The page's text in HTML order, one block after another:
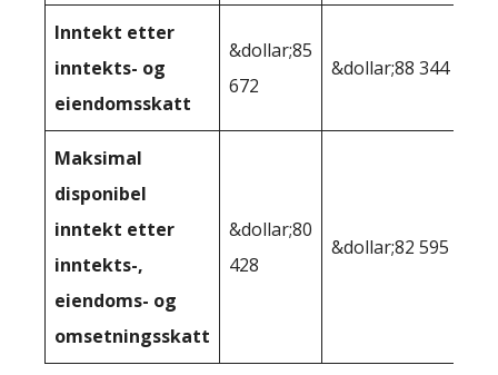
Inntekt etter
inntekts- og
eiendomsskatt
&dollar;85
672
&dollar;88 344
Maksimal
disponibel
inntekt etter
inntekts-,
eiendoms- og
omsetningsskatt
&dollar;80
428
&dollar;82 595